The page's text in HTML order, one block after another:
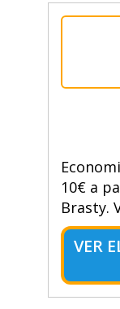
10€ a
Brasty.
VER